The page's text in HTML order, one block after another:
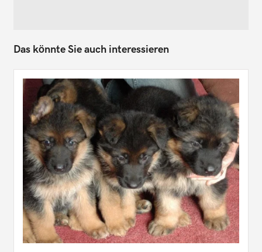
Das könnte Sie auch interessieren